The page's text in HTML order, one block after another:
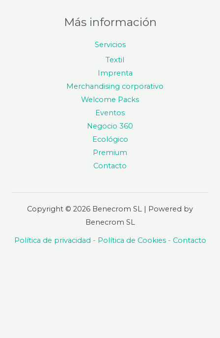
Más información
Servicios
Textil
Imprenta
Merchandising corporativo
Welcome Packs
Eventos
Negocio 360
Ecológico
Premium
Contacto
Copyright © 2026 Benecrom SL | Powered by
Benecrom SL
Política de privacidad - Política de Cookies- Contacto